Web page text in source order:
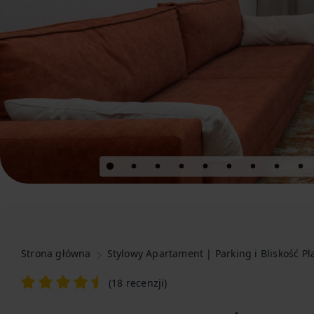
Strona główna Stylowy Apartament | Parking i Bliskość
(18 recenzji)